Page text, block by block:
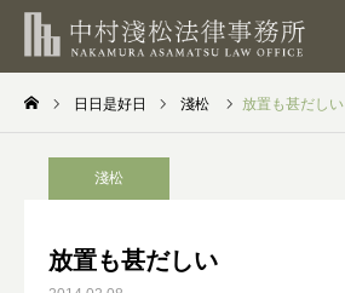
日日是好日 淺松 放置も甚だしい
淺松
放置も甚だしい
ご相談予約フォーム【24h受付】
TOP
弁護士紹介